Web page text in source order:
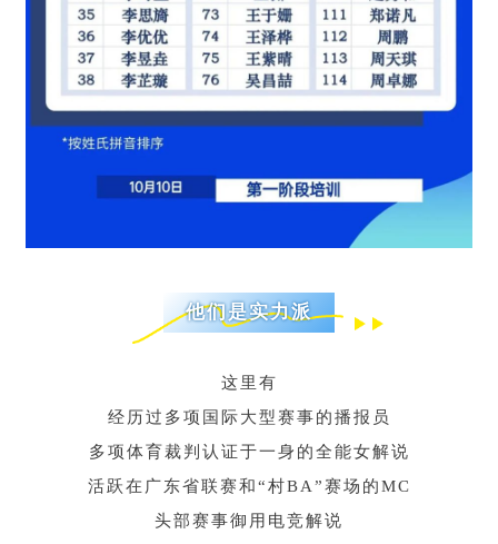
他们是实力派
这里有
经历过多项国际大型赛事的播报员
多项体育裁判认证于一身的全能女解说
活跃在广东省联赛和“村BA”赛场的MC
头部赛事御用电竞解说